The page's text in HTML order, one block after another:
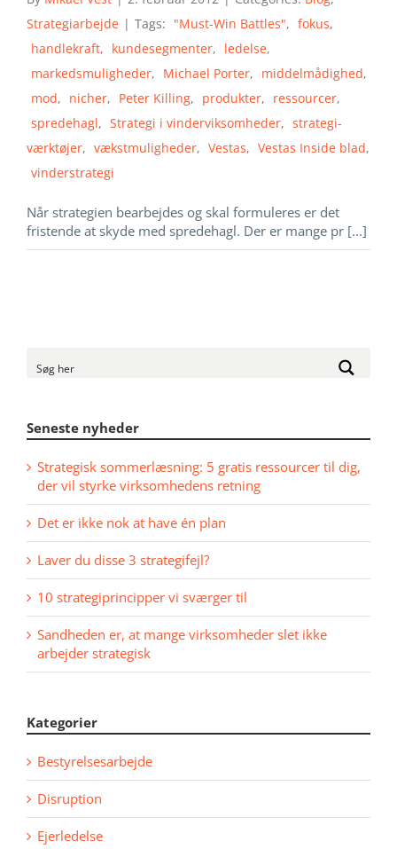
Strategiarbejde | Tags: "Must-Win Battles", fokus,
handlekraft, kundesegmenter, ledelse,
markedsmuligheder, Michael Porter, middelmådighed,
mod, nicher, Peter Killing, produkter, ressourcer,
spredehagl, Strategi i vinderviksomheder, strategi-
værktøjer, vækstmuligheder, Vestas, Vestas Inside blad,
vinderstrategi
Når strategien bearbejdes og skal formuleres er det
fristende at skyde med spredehagl. Der er mange pr [...]
Seneste nyheder
Strategisk sommerlæsning: 5 gratis ressourcer til dig,
der vil styrke virksomhedens retning
Det er ikke nok at have én plan
Laver du disse 3 strategifejl?
10 strategiprincipper vi sværger til
Sandheden er, at mange virksomheder slet ikke
arbejder strategisk
Kategorier
Bestyrelsesarbejde
Disruption
Ejerledelse